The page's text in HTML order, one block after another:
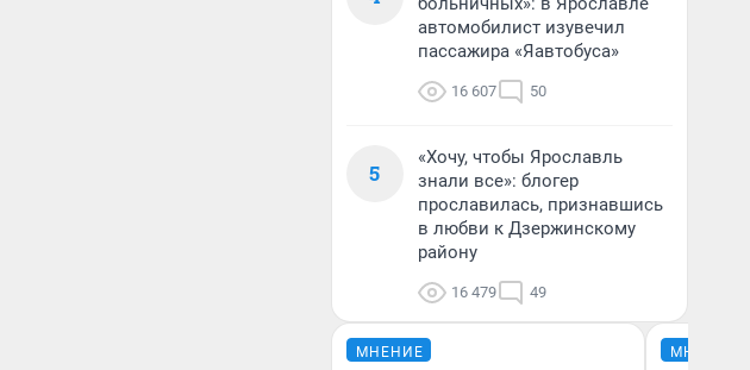
автомобилист изувечил
пассажира «Яавтобуса»
16 607 50
5
«Хочу, чтобы Ярославль
знали все»: блогер
прославилась, признавшись
в любви к Дзержинскому
району
16 479 49
МНЕНИЕ МНЕНИЕ